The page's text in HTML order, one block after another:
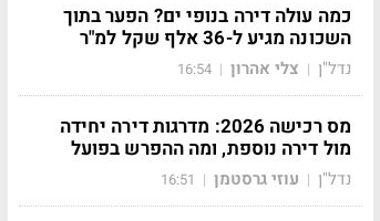
כמה עולה דירה בנופי ים? הפער בתוך
השכונה מגיע ל-36 אלף שקל למ"ר
נדל"ן | צלי אהרון |
16:54
מס רכישה 2026: מדרגות דירה יחידה
מול דירה נוספת, ומה ההפרש בפועל
נדל"ן | עוזי גרסטמן |
16:51